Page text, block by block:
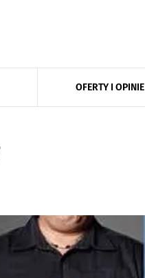
OFERTY I OPINIE